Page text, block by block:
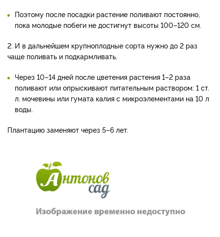
Поэтому после посадки растение поливают постоянно,
пока молодые побеги не достигнут высоты 100–120 см.
2. И в дальнейшем крупноплодные сорта нужно до 2 раз
чаще поливать и подкармливать.
Через 10–14 дней после цветения растения 1–2 раза
поливают или опрыскивают питательным раствором: 1 ст.
л. мочевины или гумата калия с микроэлементами на 10 л
воды.
Плантацию заменяют через 5–6 лет.